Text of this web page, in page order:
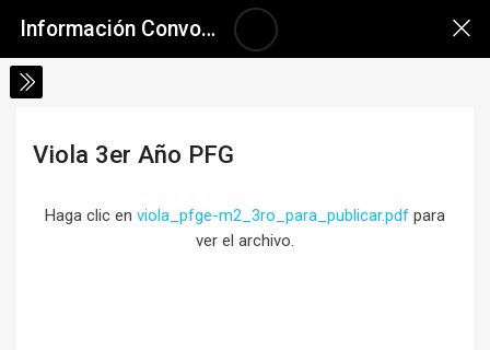
Información Convocatoria a Inscripciones 2026
Viola 3er Año PFG
Haga clic en viola_pfge-m2_3ro_para_publicar.pdf para
ver el archivo.